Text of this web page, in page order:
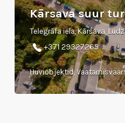
Kārsava suur
Telegrāfa iela, Kārsava,
+371 29327265
Huviobjektid,